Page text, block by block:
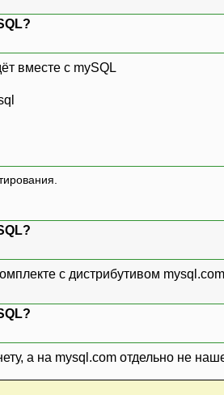
вместе с mySQL
с дистрибутивом
а на mysql.com отдельно не